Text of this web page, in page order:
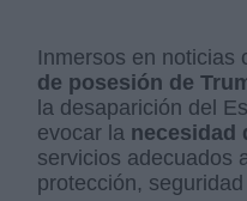
Inmersos en
de posesión de
la desaparición del
evocar la necesidad
servicios adecuados
protección,